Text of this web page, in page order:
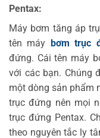
Pentax:
Máy bơm tăng áp
tên máy bơm trục
đứng. Cái tên máy
với các bạn. Chúng
một dòng sản phẩm
trục đứng nên mọi
trục đứng Pentax.
theo nguyên tắc ly